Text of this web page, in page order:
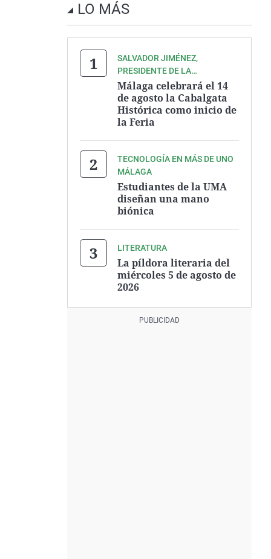
LO MÁS
SALVADOR JIMÉNEZ,
PRESIDENTE DE LA
ASOCIACIÓN ZEGRÍ
Málaga celebrará el 14
de agosto la Cabalgata
Histórica como inicio de
la Feria
TECNOLOGÍA EN MÁS DE UNO
MÁLAGA
Estudiantes de la UMA
diseñan una mano
biónica
LITERATURA
La píldora literaria del
miércoles 5 de agosto de
2026